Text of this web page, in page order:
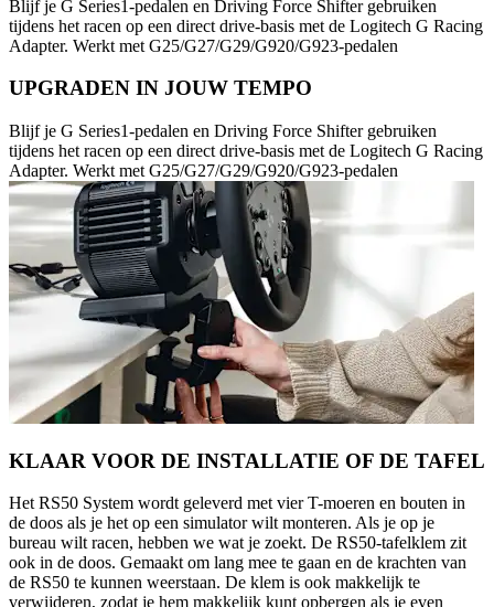
Blijf je G Series1-pedalen en Driving Force Shifter gebruiken
tijdens het racen op een direct drive-basis met de Logitech G Racing
Adapter. Werkt met G25/G27/G29/G920/G923-pedalen
UPGRADEN IN JOUW TEMPO
Blijf je G Series1-pedalen en Driving Force Shifter gebruiken
tijdens het racen op een direct drive-basis met de Logitech G Racing
Adapter. Werkt met G25/G27/G29/G920/G923-pedalen
KLAAR VOOR DE INSTALLATIE OF DE TAFEL
Het RS50 System wordt geleverd met vier T-moeren en bouten in
de doos als je het op een simulator wilt monteren. Als je op je
bureau wilt racen, hebben we wat je zoekt. De RS50-tafelklem zit
ook in de doos. Gemaakt om lang mee te gaan en de krachten van
de RS50 te kunnen weerstaan. De klem is ook makkelijk te
verwijderen, zodat je hem makkelijk kunt opbergen als je even